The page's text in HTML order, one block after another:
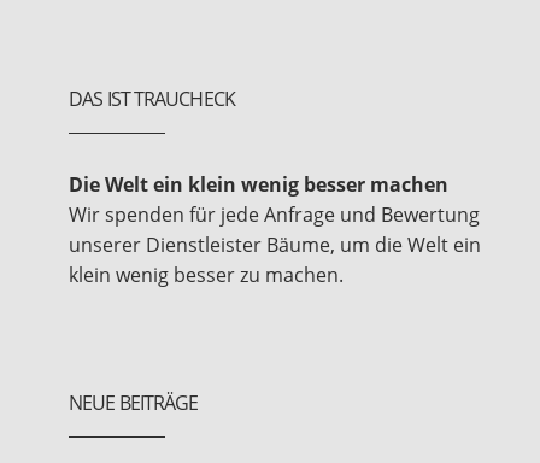
DAS IST TRAUCHECK
Die Welt ein klein wenig besser machen
Wir spenden für jede Anfrage und Bewertung
unserer Dienstleister Bäume, um die Welt ein
klein wenig besser zu machen.
NEUE BEITRÄGE